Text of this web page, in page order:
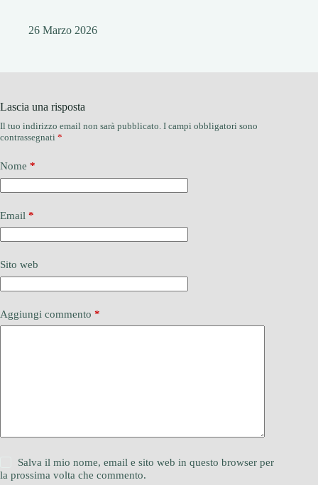
26 Marzo 2026
Lascia una risposta
Il tuo indirizzo email non sarà pubblicato. I campi obbligatori sono
contrassegnati *
Nome *
Email *
Sito web
Aggiungi commento *
Salva il mio nome, email e sito web in questo browser per
la prossima volta che commento.